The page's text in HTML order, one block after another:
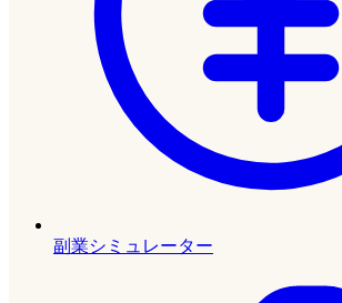
副業シミュレーター